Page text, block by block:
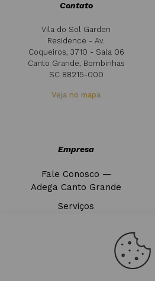
Contato
Vila do Sol Garden
Residence - Av.
Coqueiros, 3710 - Sala 06
Canto Grande, Bombinhas
SC 88215-000
Veja no mapa
Empresa
Fale Conosco —
Adega Canto Grande
Serviços